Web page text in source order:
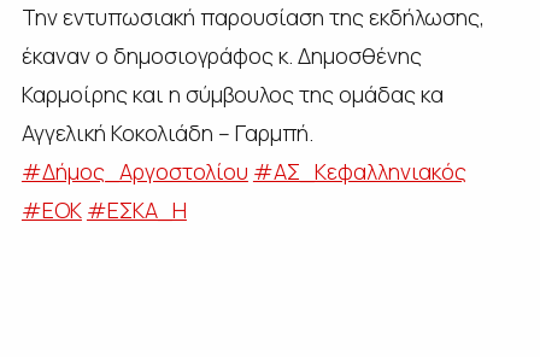
Την εντυπωσιακή παρουσίαση της εκδήλωσης,
έκαναν ο δημοσιογράφος κ. Δημοσθένης
Καρμοίρης και η σύμβουλος της ομάδας κα
Αγγελική Κοκολιάδη – Γαρμπή.
#Δήμος_Αργοστολίου #ΑΣ_Κεφαλληνιακός
#ΕΟΚ #ΕΣΚΑ_Η